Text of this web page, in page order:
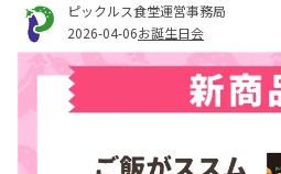
ピックルス食堂運営事務局
2026-04-06お誕生日会